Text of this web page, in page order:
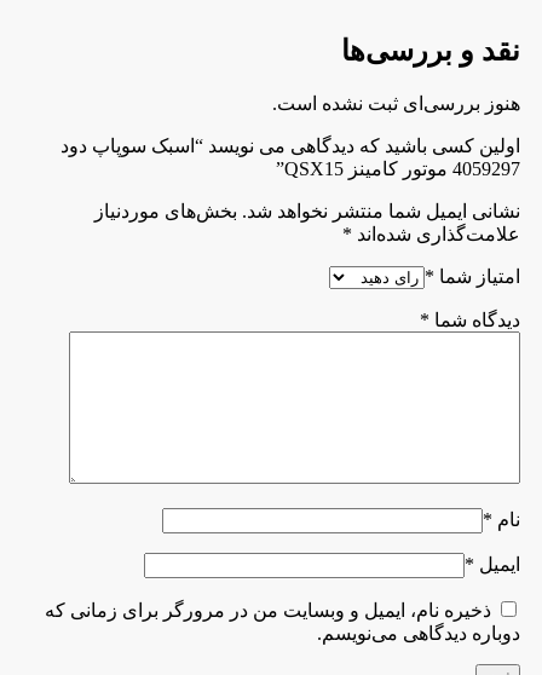
نقد و بررسی‌ها
هنوز بررسی‌ای ثبت نشده است.
اولین کسی باشید که دیدگاهی می نویسد “اسبک سوپاپ دود
4059297 موتور کامینز QSX15”
نشانی ایمیل شما منتشر نخواهد شد. بخش‌های موردنیاز
علامت‌گذاری شده‌اند *
امتیاز شما *
دیدگاه شما *
نام *
ایمیل *
ذخیره نام، ایمیل و وبسایت من در مرورگر برای زمانی که
دوباره دیدگاهی می‌نویسم.